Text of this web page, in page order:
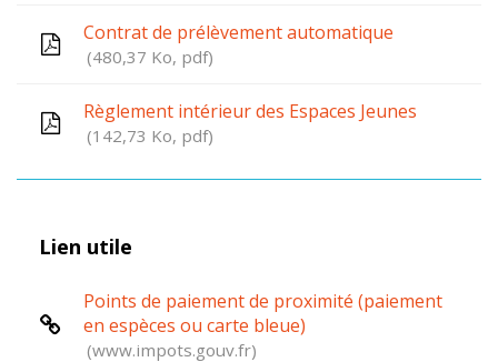
Contrat de prélèvement automatique
480,37 Ko, pdf
Règlement intérieur des Espaces Jeunes
142,73 Ko, pdf
Lien utile
Points de paiement de proximité (paiement
en espèces ou carte bleue)
www.impots.gouv.fr